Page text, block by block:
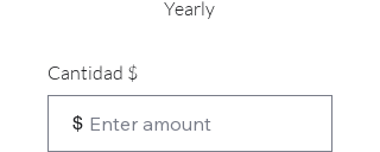
Yearly
Cantidad $
$